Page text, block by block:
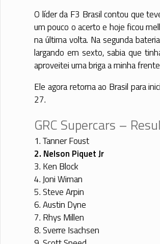
O líder da F3 Brasil contou que
um pouco o acerto e hoje ficou
na última volta. Na segunda
largando em sexto, sabia que
aproveitei uma briga a minha
Ele agora retorna ao Brasil para
27.
GRC Supercars –
1. Tanner Foust
2. Nelson Piquet Jr
3. Ken Block
4. Joni Wiman
5. Steve Arpin
6. Austin Dyne
7. Rhys Millen
8. Sverre Isachsen